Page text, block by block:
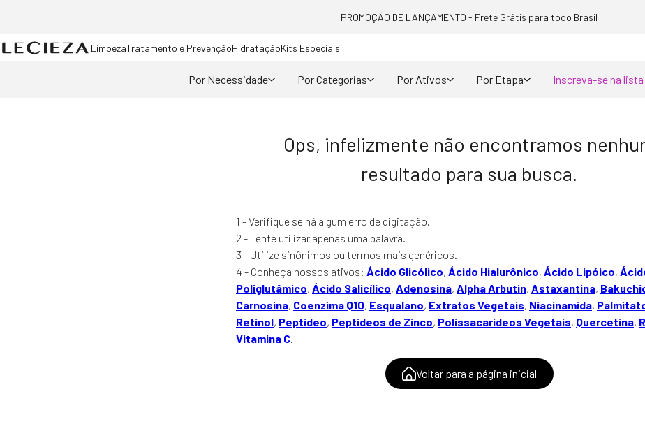
PROMOÇÃO DE LANÇAMENTO - Frete Grátis para todo Brasil
LimpezaTratamento e PrevençãoHidrataçãoKits Especiais
Por Necessidade Por Categorias Por Ativos Por Etapa Inscreva-se na
Ops, infelizmente não encontramos
resultado para sua busca.
1 - Verifique se há algum erro de digitação.
2 - Tente utilizar apenas uma palavra.
3 - Utilize sinônimos ou termos mais genéricos.
4 - Conheça nossos ativos: Ácido Glicólico, Ácido Hialurônico, Ácido Lipóico,
Poliglutâmico, Ácido Salicílico, Adenosina, Alpha Arbutin, Astaxantina,
Carnosina, Coenzima Q10, Esqualano, Extratos Vegetais, Niacinamida,
Retinol, Peptídeo, Peptídeos de Zinco, Polissacarídeos Vegetais, Quercetina,
Vitamina C.
Voltar para a página inicial